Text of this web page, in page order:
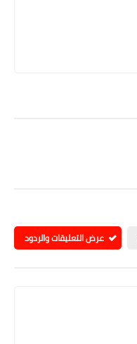
عرض التعليقات والردود